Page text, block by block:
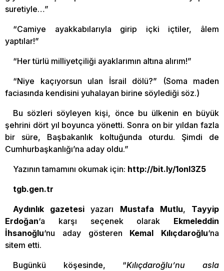
suretiyle…”
“Camiye ayakkabılarıyla girip içki içtiler, âlem
yaptılar!”
“Her türlü milliyetçiliği ayaklarımın altına alırım!”
“Niye kaçıyorsun ulan İsrail dölü?” (Soma maden
faciasında kendisini yuhalayan birine söylediği söz.)
Bu sözleri söyleyen kişi, önce bu ülkenin en büyük
şehrini dört yıl boyunca yönetti. Sonra on bir yıldan fazla
bir süre, Başbakanlık koltuğunda oturdu. Şimdi de
Cumhurbaşkanlığı’na aday oldu.”
Yazının tamamını okumak için: http://bit.ly/1onl3Z5
tgb.gen.tr
Aydınlık gazetesiyazarı Mustafa Mutlu, Tayyip
Erdoğan‘a karşı seçenek olarak Ekmeleddin
İhsanoğlu‘nu aday gösteren Kemal Kılıçdaroğlu‘na
sitem etti.
Bugünkü köşesinde, “Kılıçdaroğlu’nu asla